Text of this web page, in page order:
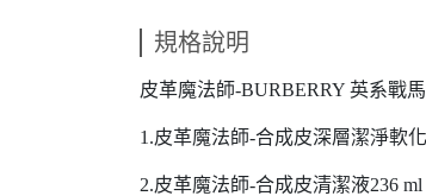
規格說明
皮革魔法師-BURBERRY 英系戰
1.皮革魔法師-合成皮深層潔淨軟化
2.皮革魔法師-合成皮清潔液236 ml